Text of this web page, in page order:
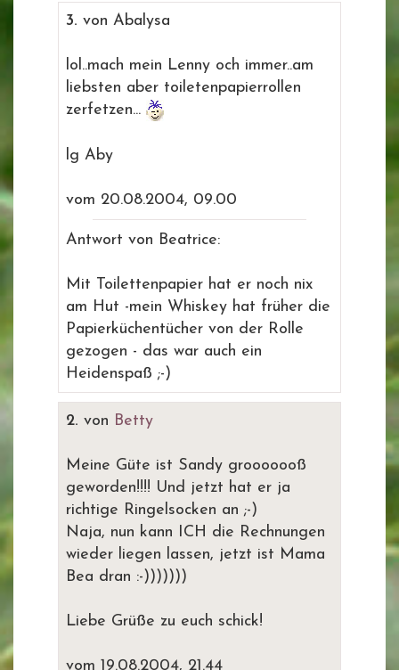
3. von Abalysa
lol..mach mein Lenny och immer..am
liebsten aber toiletenpapierrollen
zerfetzen...
lg Aby
vom 20.08.2004, 09.00
Antwort von Beatrice:
Mit Toilettenpapier hat er noch nix
am Hut -mein Whiskey hat früher die
Papierküchentücher von der Rolle
gezogen - das war auch ein
Heidenspaß ;-)
2. von Betty
Meine Güte ist Sandy grooooooß
geworden!!!! Und jetzt hat er ja
richtige Ringelsocken an ;-)
Naja, nun kann ICH die Rechnungen
wieder liegen lassen, jetzt ist Mama
Bea dran :-)))))))
Liebe Grüße zu euch schick!
vom 19.08.2004, 21.44